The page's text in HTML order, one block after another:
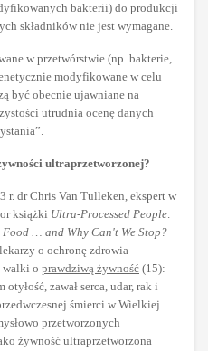
bakterii) do produkcji
składników nie jest wymagane.
w przetwórstwie (np. bakterie,
modyfikowane w celu
być obecnie ujawniane na
utrudnia ocenę danych
ultraprzetworzonej?
r. dr Chris Van Tulleken, ekspert w
książki Ultra-Processed People:
… and Why Can't We Stop?
o ochronę zdrowia
walki o prawdziwą żywność (15):
zawał serca, udar, rak i
śmierci w Wielkiej
przetworzonych
żywność ultraprzetworzona